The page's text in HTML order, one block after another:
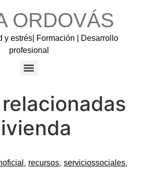
ORDOVÁS
y estrés| Formación | Desarrollo
profesional
, recursos, serviciossociales,